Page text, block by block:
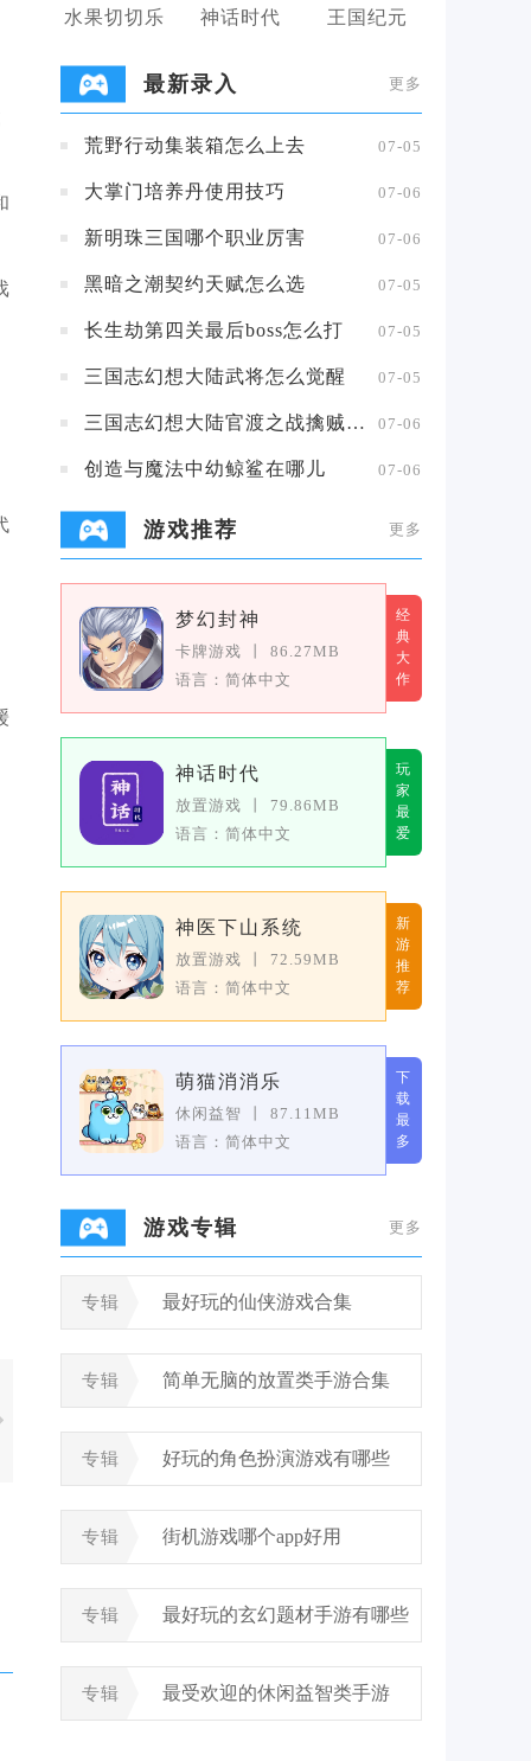
水果切切乐 神话时代 王国纪元
最新录入 更多
荒野行动集装箱怎么上去 07-05
大掌门培养丹使用技巧 07-06
新明珠三国哪个职业厉害 07-06
黑暗之潮契约天赋怎么选 07-05
长生劫第四关最后boss怎么打 07-05
三国志幻想大陆武将怎么觉醒 07-05
三国志幻想大陆官渡之战擒贼擒王攻略 07-06
创造与魔法中幼鲸鲨在哪儿 07-06
游戏推荐 更多
梦幻封神
卡牌游戏
86.27MB
语言：简体中文
经
典
大
作
神话时代
放置游戏
79.86MB
语言：简体中文
玩
家
最
爱
神医下山系统
放置游戏
72.59MB
语言：简体中文
新
游
推
荐
萌猫消消乐
休闲益智
87.11MB
语言：简体中文
下
载
最
多
游戏专辑 更多
专辑 最好玩的仙侠游戏合集
专辑 简单无脑的放置类手游合集
专辑 好玩的角色扮演游戏有哪些
专辑 街机游戏哪个app好用
专辑 最好玩的玄幻题材手游有哪些
专辑 最受欢迎的休闲益智类手游